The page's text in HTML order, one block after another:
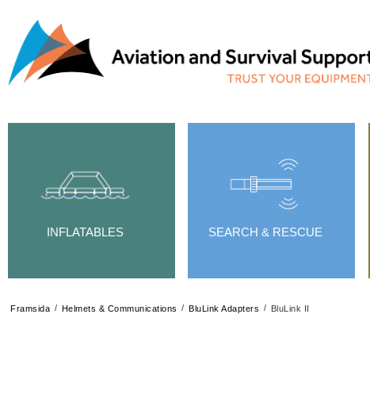
INFLATABLES SEARCH & RESCUE
Framsida / Helmets & Communications / BluLink Adapters / BluLink II